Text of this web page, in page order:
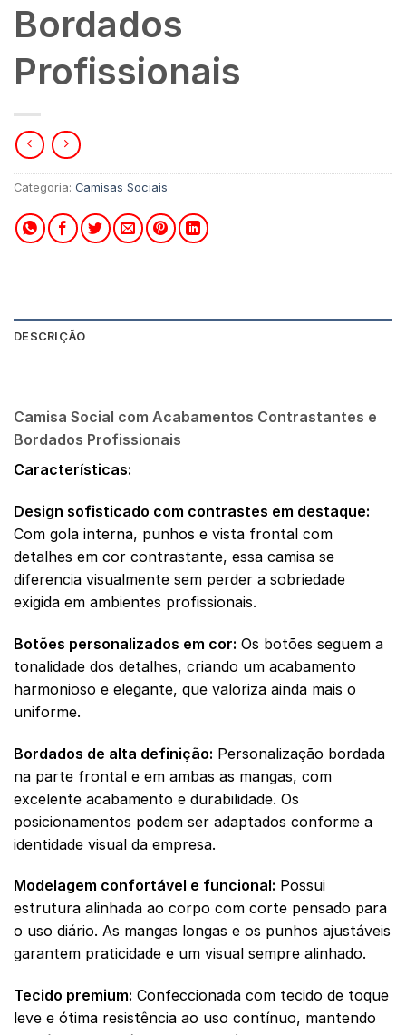
Bordados
Profissionais
Categoria: Camisas Sociais
DESCRIÇÃO
Camisa Social com Acabamentos Contrastantes e
Bordados Profissionais
Características:
Design sofisticado com contrastes em destaque:
Com gola interna, punhos e vista frontal com
detalhes em cor contrastante, essa camisa se
diferencia visualmente sem perder a sobriedade
exigida em ambientes profissionais.
Botões personalizados em cor: Os botões seguem a
tonalidade dos detalhes, criando um acabamento
harmonioso e elegante, que valoriza ainda mais o
uniforme.
Bordados de alta definição: Personalização bordada
na parte frontal e em ambas as mangas, com
excelente acabamento e durabilidade. Os
posicionamentos podem ser adaptados conforme a
identidade visual da empresa.
Modelagem confortável e funcional: Possui
estrutura alinhada ao corpo com corte pensado para
o uso diário. As mangas longas e os punhos ajustáveis
garantem praticidade e um visual sempre alinhado.
Tecido premium: Confeccionada com tecido de toque
leve e ótima resistência ao uso contínuo, mantendo